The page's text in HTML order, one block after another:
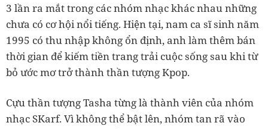
3 lần ra mắt trong các nhóm nhạc khác nhau những
chưa có cơ hội nổi tiếng. Hiện tại, nam ca sĩ sinh năm
1995 có thu nhập không ổn định, anh làm thêm bán
thời gian để kiếm tiền trang trải cuộc sống sau khi từ
bỏ ước mơ trở thành thần tượng Kpop.
Cựu thần tượng Tasha từng là thành viên của nhóm
nhạc SKarf. Vì không thể bật lên, nhóm tan rã vào